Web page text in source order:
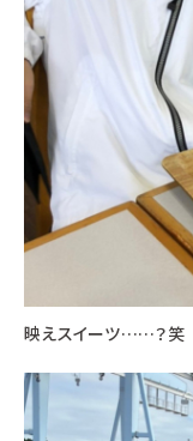
映えスイーツ……？笑